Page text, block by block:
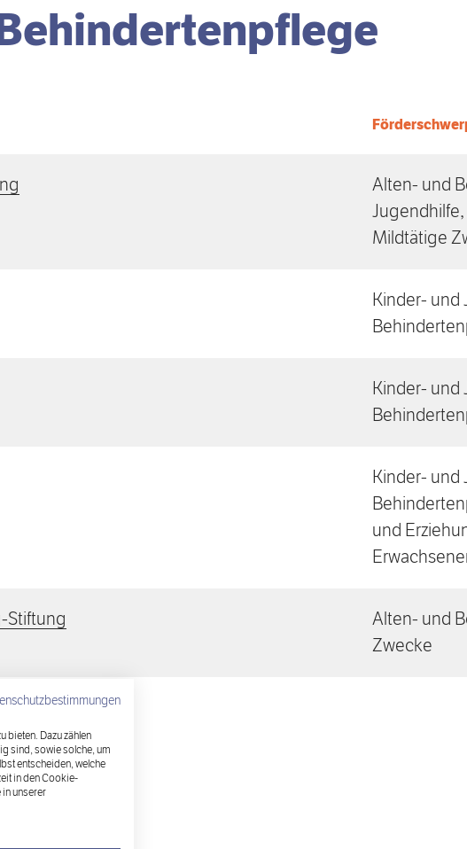
Alten- und
Mildtätige
Kinder- und
Kinder- und
Kinder- und
und
Stiftung
Alten- und
Zwecke
bieten. Dazu zählen
sind, sowie solche, um
entscheiden, welche
in den Cookie-
in unserer